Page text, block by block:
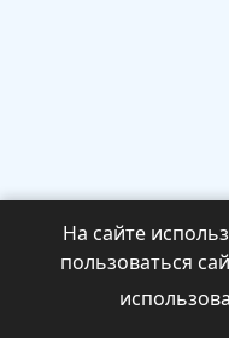
На сайте
пользоваться